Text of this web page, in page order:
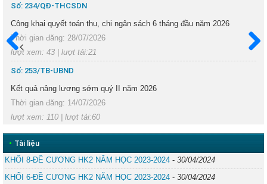
Sau
Trước
Số: 234/QĐ-THCSDN
Công khai quyết toán thu, chi ngân sách 6 tháng đầu năm 2026
Thời gian đăng: 28/07/2026
lượt xem: 43 | lượt tải:21
Số: 253/TB-UBND
Kết quả nâng lương sớm quý II năm 2026
Thời gian đăng: 14/07/2026
lượt xem: 110 | lượt tải:60
• Tài liệu
KHỐI 8-ĐỀ CƯƠNG HK2 NĂM HỌC 2023-2024 - 30/04/2024
KHỐI 6-ĐỀ CƯƠNG HK2 NĂM HỌC 2023-2024 - 30/04/2024